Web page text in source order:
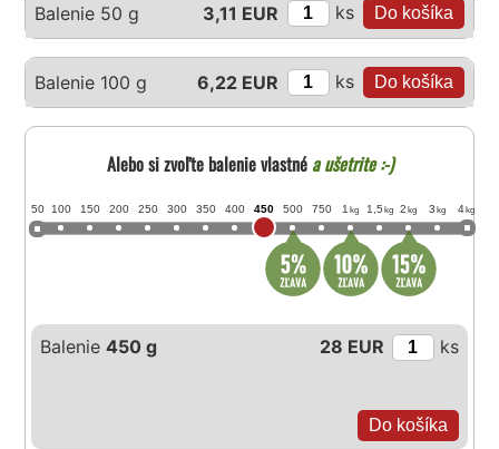
Balenie 50 g 3,11 EUR ks
Balenie 100 g 6,22 EUR ks
Alebo si zvoľte balenie vlastnéa ušetrite :-)
50 100 150 200 250 300 350 400 450 500 750 1 kg 1,5 kg 2 kg 3 kg 4kg
Balenie450 g 28 EUR ks